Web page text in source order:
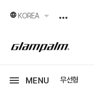
KOREA
MENU
리 이벤트 무선형